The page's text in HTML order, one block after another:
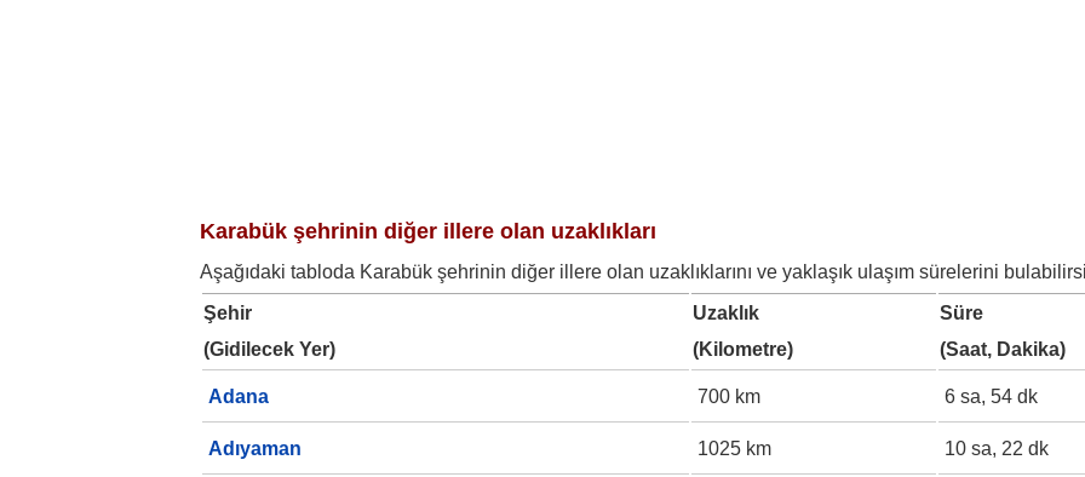
Karabük şehrinin diğer illere olan uzaklıkları
Aşağıdaki tabloda Karabük şehrinin diğer illere olan uzaklıklarını ve yaklaşık ulaşım sürelerini
Şehir
(Gidilecek Yer)
Uzaklık
(Kilometre)
Süre
(Saat, Dakika)
Adana 700 km 6 sa, 54 dk
Adıyaman 1025 km 10 sa, 22 dk